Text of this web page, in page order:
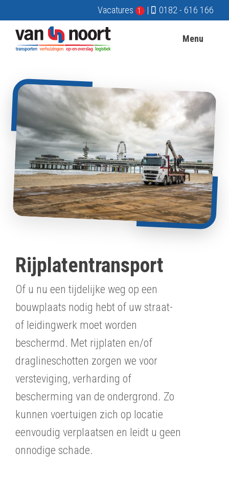
Vacatures 1 | 0182 - 616 166
Menu
Rijplatentransport
Of u nu een tijdelijke weg op een
bouwplaats nodig hebt of uw straat-
of leidingwerk moet worden
beschermd. Met rijplaten en/of
draglineschotten zorgen we voor
versteviging, verharding of
bescherming van de ondergrond. Zo
kunnen voertuigen zich op locatie
eenvoudig verplaatsen en leidt u geen
onnodige schade.